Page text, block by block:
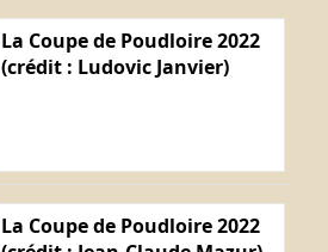
La Coupe de Poudloire 2022
(crédit : Ludovic Janvier)
La Coupe de Poudloire 2022